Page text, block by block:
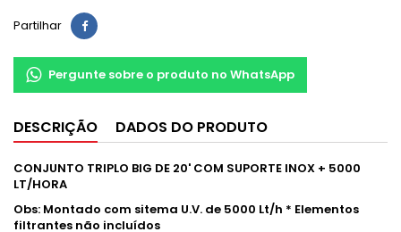
Partilhar
Pergunte sobre o produto no WhatsApp
DESCRIÇÃO DADOS DO PRODUTO
CONJUNTO TRIPLO BIG DE 20' COM SUPORTE INOX + 5000
LT/HORA
Obs: Montado com sitema U.V. de 5000 Lt/h * Elementos
filtrantes não incluídos